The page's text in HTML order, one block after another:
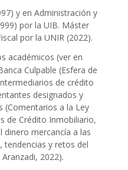
y en Administración y
por la UIB. Máster
por la UNIR (2022).
académicos (ver en
Culpable (Esfera de
de crédito
designados y
(Comentarios a la Ley
de Crédito Inmobiliario,
dinero mercancía a las
tendencias y retos del
2022).